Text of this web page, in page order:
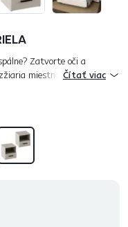
Zatvorte oči a
miestnosť. Kvalitný a
nezunuje an...
Čítať viac